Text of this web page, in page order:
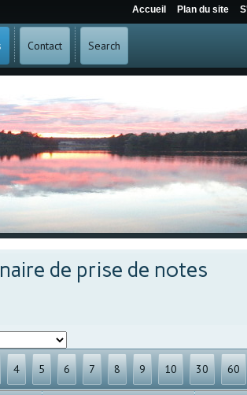
Contact Search
de prise de notes
4 5 6 7 8 9 10 30 60
Accueil Plan du site